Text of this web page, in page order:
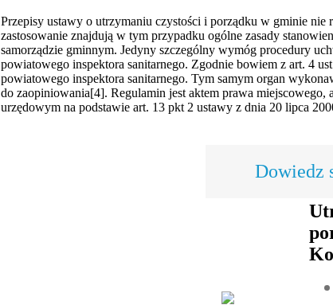
Przepisy ustawy o utrzymaniu czystości i porządku w gminie nie
zastosowanie znajdują w tym przypadku ogólne zasady
samorządzie gminnym. Jedyny szczególny wymóg procedury
powiatowego inspektora sanitarnego. Zgodnie bowiem z art. 4
powiatowego inspektora sanitarnego. Tym samym organ
do zaopiniowania[4]. Regulamin jest aktem prawa
urzędowym na podstawie art. 13 pkt 2 ustawy z dnia 20 lipca
Dowiedz